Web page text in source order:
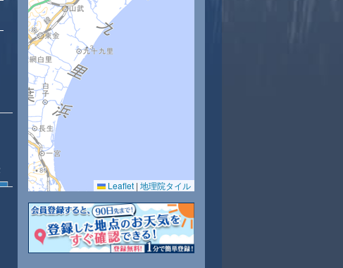
10時 11時 12時
24
86 90 88 86
北 北東 北東
Leaflet | 地理院タイル